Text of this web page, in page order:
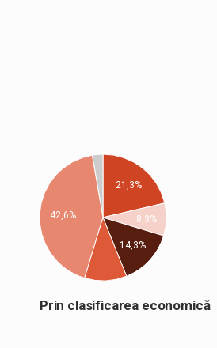
21,3%
8,3%
14,3%
42,6%
Prin clasificarea economică